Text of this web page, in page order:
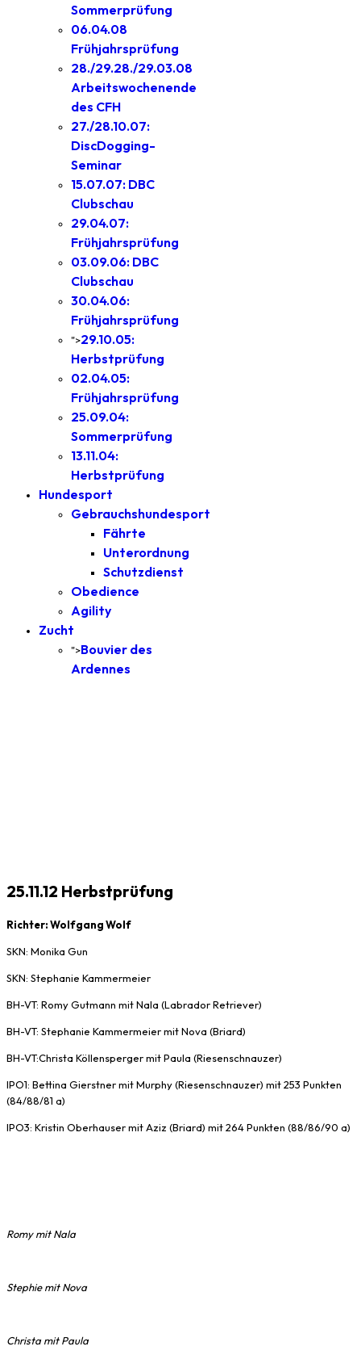
Sommerprüfung
06.04.08
Frühjahrsprüfung
28./29.28./29.03.08
Arbeitswochenende
des CFH
27./28.10.07:
DiscDogging-
Seminar
15.07.07: DBC
Clubschau
29.04.07:
Frühjahrsprüfung
03.09.06: DBC
Clubschau
30.04.06:
Frühjahrsprüfung
">29.10.05:
Herbstprüfung
02.04.05:
Frühjahrsprüfung
25.09.04:
Sommerprüfung
13.11.04:
Herbstprüfung
Hundesport
Gebrauchshundesport
Fährte
Unterordnung
Schutzdienst
Obedience
Agility
Zucht
">Bouvier des
Ardennes
25.11.12 Herbstprüfung
Richter: Wolfgang Wolf
SKN: Monika Gun
SKN: Stephanie Kammermeier
BH-VT: Romy Gutmann mit Nala (Labrador Retriever)
BH-VT: Stephanie Kammermeier mit Nova (Briard)
BH-VT:Christa Köllensperger mit Paula (Riesenschnauzer)
IPO1: Bettina Gierstner mit Murphy (Riesenschnauzer) mit 253 Punkten
(84/88/81 a)
IPO3: Kristin Oberhauser mit Aziz (Briard) mit 264 Punkten (88/86/90 a)
Romy mit Nala
Stephie mit Nova
Christa mit Paula